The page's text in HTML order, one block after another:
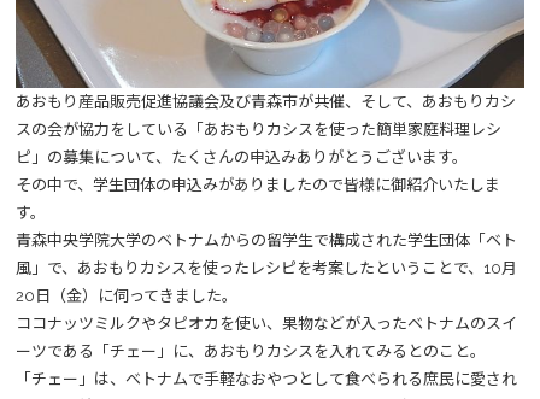
あおもり産品販売促進協議会及び青森市が共催、そして、あおもりカシ
スの会が協力をしている「あおもりカシスを使った簡単家庭料理レシ
ピ」の募集について、たくさんの申込みありがとうございます。
その中で、学生団体の申込みがありましたので皆様に御紹介いたしま
す。
青森中央学院大学のベトナムからの留学生で構成された学生団体「ベト
風」で、あおもりカシスを使ったレシピを考案したということで、10月
20日（金）に伺ってきました。
ココナッツミルクやタピオカを使い、果物などが入ったベトナムのスイ
ーツである「チェー」に、あおもりカシスを入れてみるとのこと。
「チェー」は、ベトナムで手軽なおやつとして食べられる庶民に愛され